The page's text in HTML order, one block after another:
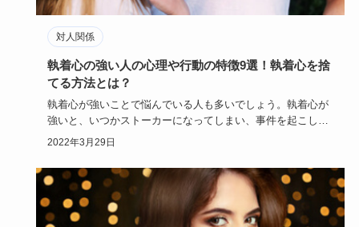
対人関係
執着心の強い人の心理や行動の特徴9選！執着心を捨
てる方法とは？
執着心が強いことで悩んでいる人も多いでしょう。執着心が
強いと、いつかストーカーになってしまい、事件を起こして
しまう可能性も…
2022年3月29日